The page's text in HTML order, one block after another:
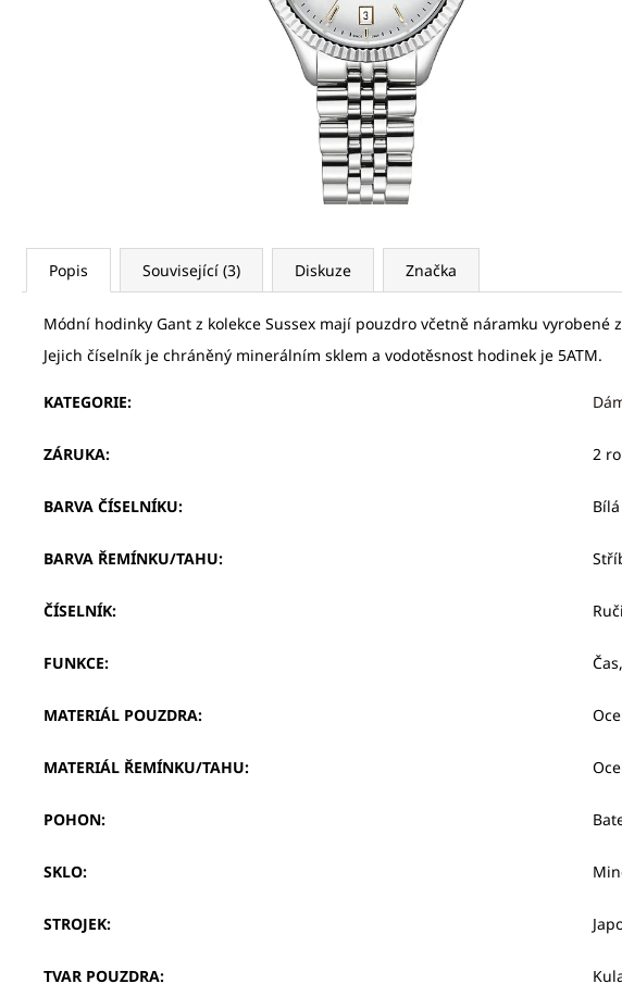
Popis Související (3) Diskuze Značka
Módní hodinky Gant z kolekce Sussex mají pouzdro včetně náramku vyrobené
Jejich číselník je chráněný minerálním sklem a vodotěsnost hodinek je 5ATM.
KATEGORIE:
ZÁRUKA: 2
BARVA ČÍSELNÍKU: Bílá
BARVA ŘEMÍNKU/TAHU:
ČÍSELNÍK:
FUNKCE:
MATERIÁL POUZDRA:
MATERIÁL ŘEMÍNKU/TAHU:
POHON:
SKLO:
STROJEK:
TVAR POUZDRA:
STERNGLAS S01-NA03-PR07